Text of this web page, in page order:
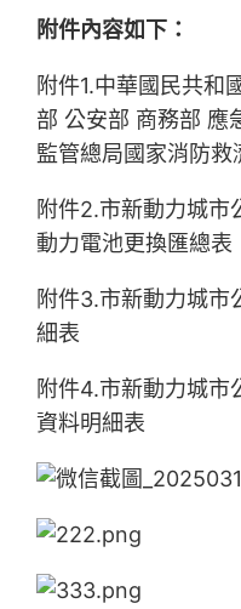
附件內容如下：
附件1.中華國民共和
部 公安部 商務部 應
監管總局國家消防救
附件2.市新動力城市
動力電池更換匯總表
附件3.市新動力城市
細表
附件4.市新動力城市
資料明細表